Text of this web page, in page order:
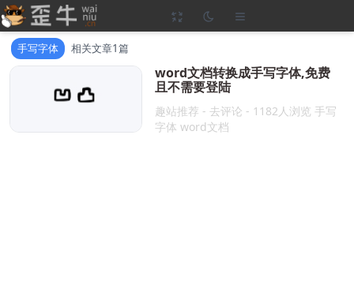
手写字体 相关文章1篇
word文档转换成手写字体,免费
且不需要登陆
2025-07-12 这是一个可以把word
文档转换成手写字体的网站，它甚至
还模拟出了写错字的效果，最重要的
趣站推荐 - 去评论 - 1182人浏览 手写
字体 word文档